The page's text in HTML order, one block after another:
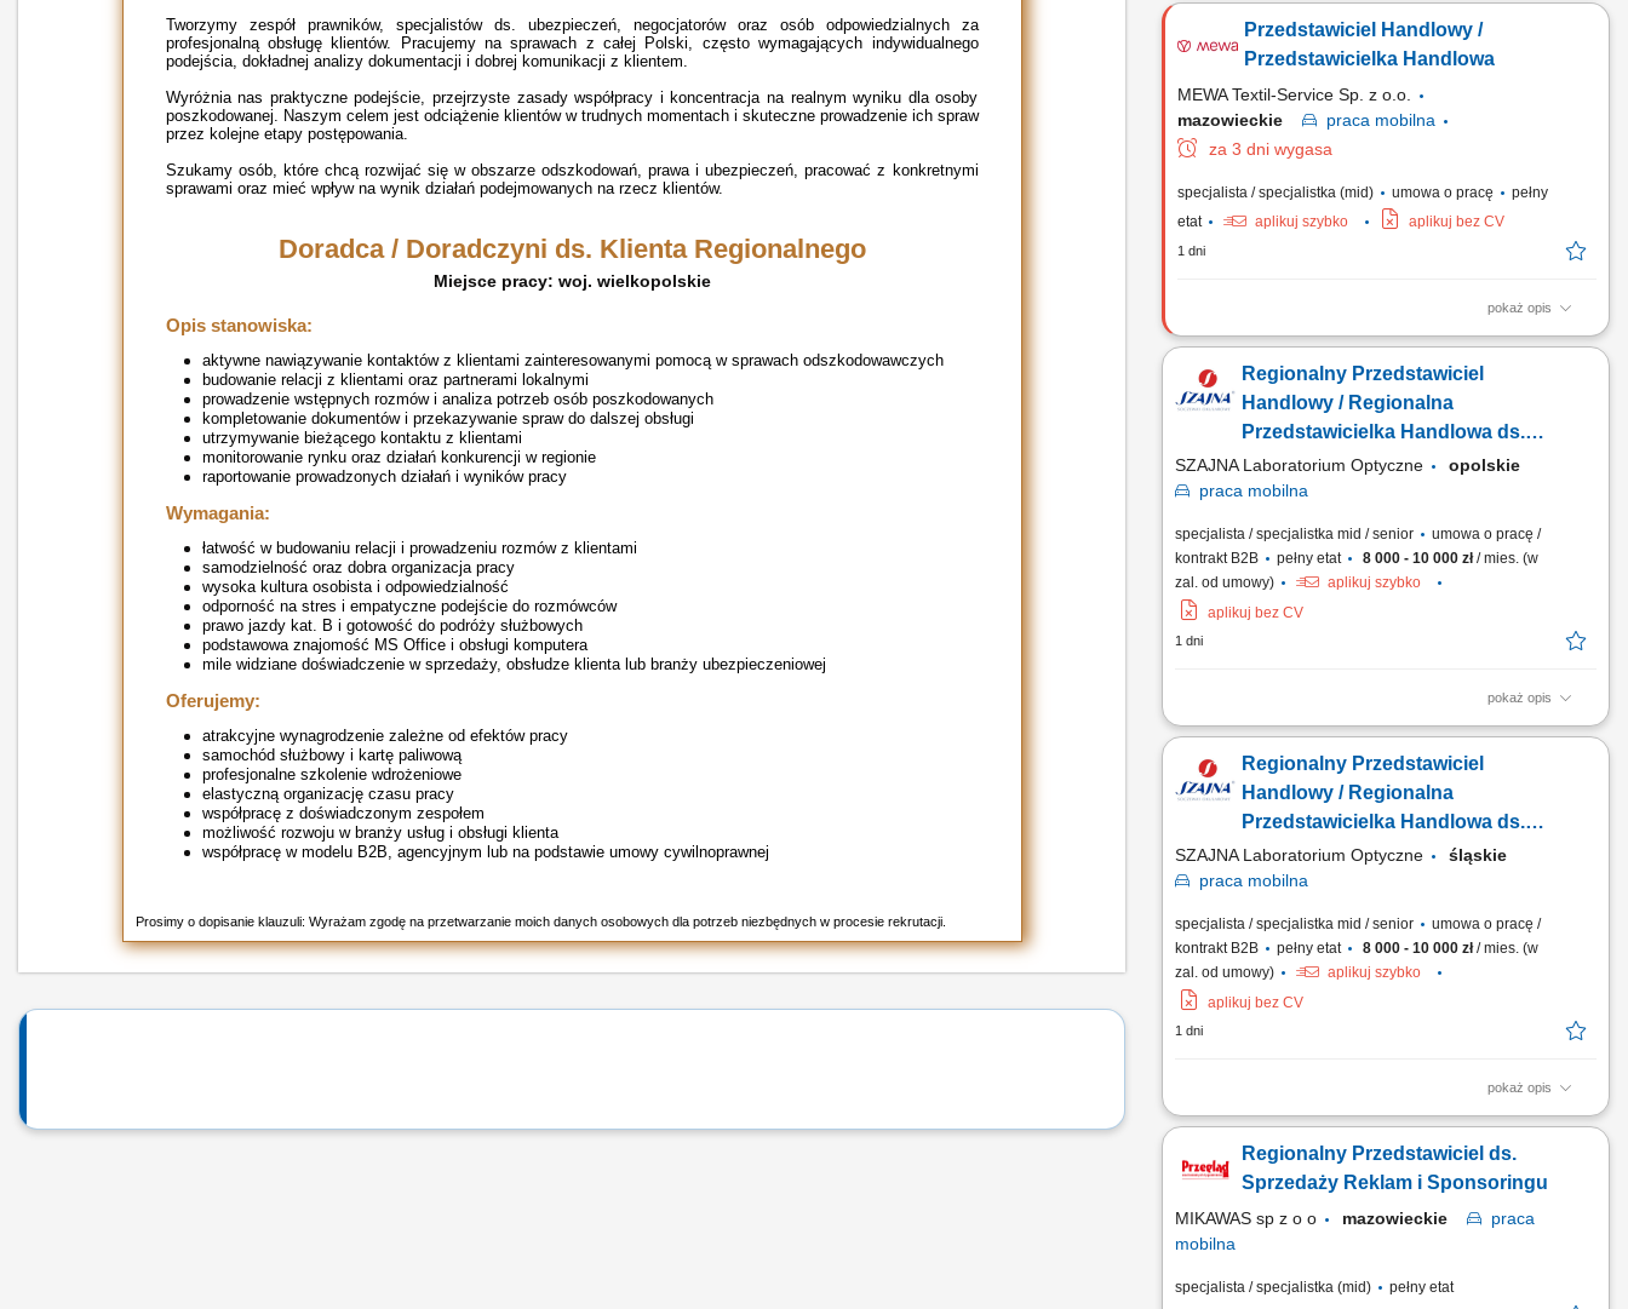
Tworzymy zespół prawników, specjalistów ds. ubezpieczeń, negocjatorów oraz osób odpowiedzialnych za
profesjonalną obsługę klientów. Pracujemy na sprawach z całej Polski, często wymagających indywidualnego
podejścia, dokładnej analizy dokumentacji i dobrej komunikacji z klientem.
Wyróżnia nas praktyczne podejście, przejrzyste zasady współpracy i koncentracja na realnym wyniku dla osoby
poszkodowanej. Naszym celem jest odciążenie klientów w trudnych momentach i skuteczne prowadzenie ich spraw
przez kolejne etapy postępowania.
Szukamy osób, które chcą rozwijać się w obszarze odszkodowań, prawa i ubezpieczeń, pracować z konkretnymi
sprawami oraz mieć wpływ na wynik działań podejmowanych na rzecz klientów.
Doradca / Doradczyni ds. Klienta Regionalnego
Miejsce pracy: woj. wielkopolskie
Opis stanowiska:
aktywne nawiązywanie kontaktów z klientami zainteresowanymi pomocą w sprawach odszkodowawczych
budowanie relacji z klientami oraz partnerami lokalnymi
prowadzenie wstępnych rozmów i analiza potrzeb osób poszkodowanych
kompletowanie dokumentów i przekazywanie spraw do dalszej obsługi
utrzymywanie bieżącego kontaktu z klientami
monitorowanie rynku oraz działań konkurencji w regionie
raportowanie prowadzonych działań i wyników pracy
Wymagania:
łatwość w budowaniu relacji i prowadzeniu rozmów z klientami
samodzielność oraz dobra organizacja pracy
wysoka kultura osobista i odpowiedzialność
odporność na stres i empatyczne podejście do rozmówców
prawo jazdy kat. B i gotowość do podróży służbowych
podstawowa znajomość MS Office i obsługi komputera
mile widziane doświadczenie w sprzedaży, obsłudze klienta lub branży ubezpieczeniowej
Oferujemy:
atrakcyjne wynagrodzenie zależne od efektów pracy
samochód służbowy i kartę paliwową
profesjonalne szkolenie wdrożeniowe
elastyczną organizację czasu pracy
współpracę z doświadczonym zespołem
możliwość rozwoju w branży usług i obsługi klienta
współpracę w modelu B2B, agencyjnym lub na podstawie umowy cywilnoprawnej
Prosimy o dopisanie klauzuli: Wyrażam zgodę na przetwarzanie moich danych osobowych dla potrzeb niezbędnych w procesie rekrutacji.
sprzedażowych i rozwój portfela zleceń. Samodzielne
planowanie działań i strategiczne zarządzanie sprzedażą na
Przedstawiciel Handlowy /
Przedstawicielka Handlowa
MEWA Textil-Service Sp. z o.o.
mazowieckie
praca mobilna
za 3 dni wygasa
specjalista / specjalistka (mid) umowa o pracę
pełny
etat
aplikuj szybko aplikuj bez CV
1 dni
pokaż opis
Zadania: Aktywne budowanie bazy klientów biznesowych w
sprzedażowych i rozwój portfela zleceń. Samodzielne
planowanie działań i strategiczne zarządzanie sprzedażą na
powierzonym terenie.
Regionalny Przedstawiciel
Handlowy / Regionalna
Przedstawicielka Handlowa ds.
Optyki Okularowej
SZAJNA Laboratorium Optyczne
opolskie
praca mobilna
specjalista / specjalistka mid / senior
umowa o pracę /
kontrakt B2B
pełny etat 8 000 - 10 000 zł/ mies. (w
zal. od umowy)
aplikuj szybko
aplikuj bez CV
1 dni
pokaż opis
Opis stanowiska Utrzymywanie stałego kontaktu z
partnerskie) i rozbudowa bazy klientów w regionie.
Wykonywanie zadań sprzedażowych zgodnie z przyjętą
polityką finansową przedsiębiorstwa. Analiza potencjału
regionu i dopasowywanie działań...
Regionalny Przedstawiciel
Handlowy / Regionalna
Przedstawicielka Handlowa ds.
Optyki Okularowej
SZAJNA Laboratorium Optyczne
śląskie
praca mobilna
specjalista / specjalistka mid / senior
umowa o pracę /
kontrakt B2B
pełny etat 8 000 - 10 000 zł/ mies. (w
zal. od umowy)
aplikuj szybko
aplikuj bez CV
1 dni
pokaż opis
Opis stanowiska Utrzymywanie stałego kontaktu z
partnerskie) i rozbudowa bazy klientów w regionie.
Wykonywanie zadań sprzedażowych zgodnie z przyjętą
regionu i dopasowywanie działań...
Regionalny Przedstawiciel ds.
Sprzedaży Reklam i Sponsoringu
MIKAWAS sp z o o mazowieckie
praca
mobilna
specjalista / specjalistka (mid) pełny etat